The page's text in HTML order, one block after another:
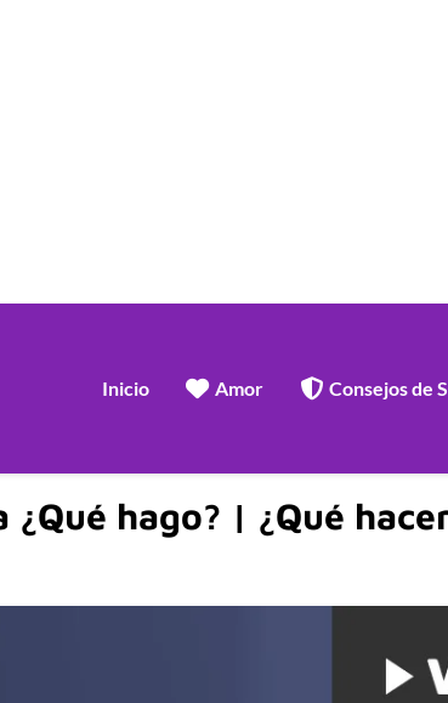
Inicio Amor Consejos de
¿Qué hago? | ¿Qué